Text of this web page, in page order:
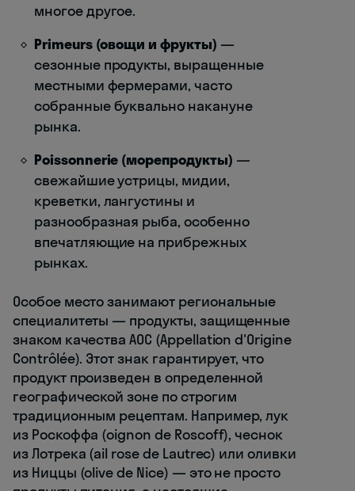
многое другое.
Primeurs (овощи и фрукты) —
сезонные продукты, выращенные
местными фермерами, часто
собранные буквально накануне
рынка.
Poissonnerie (морепродукты) —
свежайшие устрицы, мидии,
креветки, лангустины и
разнообразная рыба, особенно
впечатляющие на прибрежных
рынках.
Особое место занимают региональные
специалитеты — продукты, защищенные
знаком качества AOC (Appellation d'Origine
Contrôlée). Этот знак гарантирует, что
продукт произведен в определенной
географической зоне по строгим
традиционным рецептам. Например, лук
из Роскоффа (oignon de Roscoff), чеснок
из Лотрека (ail rose de Lautrec) или оливки
из Ниццы (olive de Nice) — это не просто